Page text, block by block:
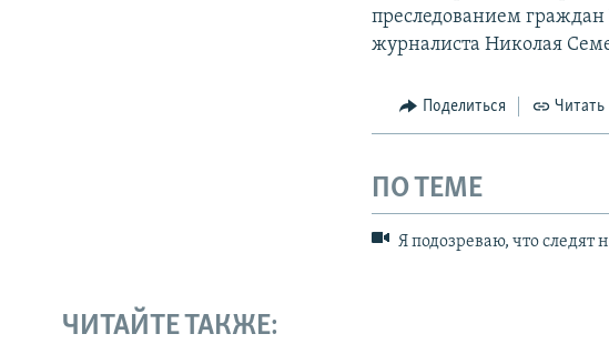
преследованием
журналиста Николая
Поделиться Читать
ПО ТЕМЕ
Я подозреваю, что
ЧИТАЙТЕ ТАКЖЕ: